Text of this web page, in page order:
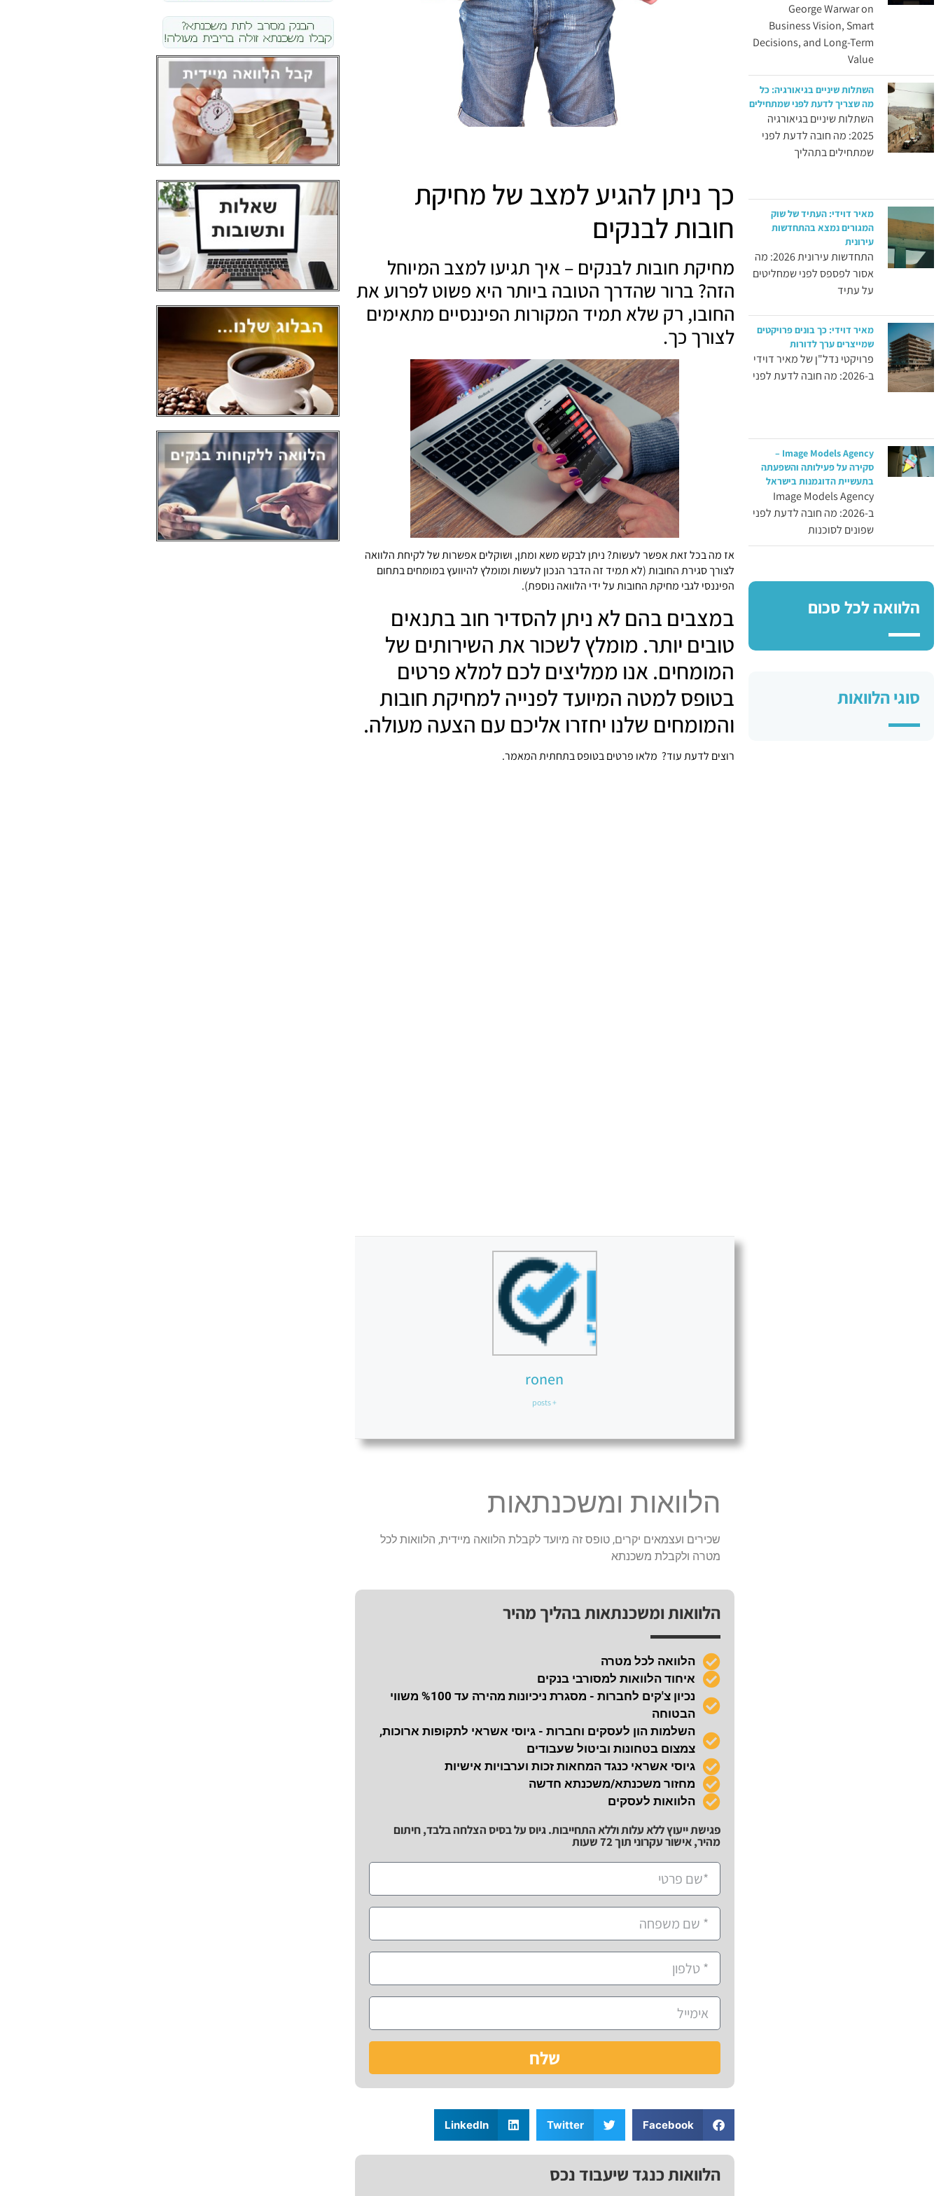
George Warwar on
Business Vision, Smart
Decisions, and Long-Term
Value
השתלות שיניים בגיאורגיה: כל
מה שצריך לדעת לפני שמתחילים
השתלות שיניים בגיאורגיה
2025: מה חובה לדעת לפני
שמתחילים בתהליך
מאיר דוידי: העתיד של שוק
המגורים נמצא בהתחדשות
עירונית
התחדשות עירונית 2026: מה
אסור לפספס לפני שמחליטים
על עתיד
מאיר דוידי: כך בונים פרויקטים
שמייצרים ערך לדורות
פרויקטי נדל"ן של מאיר דוידי
ב-2026: מה חובה לדעת לפני
Image Models Agency –
סקירה על פעילותה והשפעתה
בתעשיית הדוגמנות בישראל
Image Models Agency
ב-2026: מה חובה לדעת לפני
שפונים לסוכנות
הלוואה לכל סכום
סוגי הלוואות
כך ניתן להגיע למצב של מחיקת
חובות לבנקים
מחיקת חובות לבנקים – איך תגיעו למצב המיוחל
הזה? ברור שהדרך הטובה ביותר היא פשוט לפרוע את
החובו, רק שלא תמיד המקורות הפיננסיים מתאימים
לצורך כך.
אז מה בכל זאת אפשר לעשות? ניתן לבקש משא ומתן, ושוקלים אפשרות של לקיחת הלוואה
לצורך סגירת החובות (לא תמיד זה הדבר הנכון לעשות ומומלץ להיוועץ במומחים בתחום
הפיננסי לגבי מחיקת החובות על ידי הלוואה נוספת).
במצבים בהם לא ניתן להסדיר חוב בתנאים
טובים יותר. מומלץ לשכור את השירותים של
המומחים. אנו ממליצים לכם למלא פרטים
בטופס למטה המיועד לפנייה למחיקת חובות
והמומחים שלנו יחזרו אליכם עם הצעה מעולה.
רוצים לדעת עוד? מלאו פרטים בטופס בתחתית המאמר.
ronen
+ posts
הלוואות ומשכנתאות
שכירים ועצמאים יקרים, טופס זה מיועד לקבלת הלוואה מיידית, הלוואות לכל
מטרה ולקבלת משכנתא
הלוואות ומשכנתאות בהליך מהיר
הלוואה לכל מטרה
איחוד הלוואות למסורבי בנקים
נכיון צ'קים לחברות - מסגרת ניכיונות מהירה עד %100 משווי
הבטוחה
השלמות הון לעסקים וחברות - גיוסי אשראי לתקופות ארוכות,
צמצום בטחונות וביטול שעבודים
גיוסי אשראי כנגד המחאות זכות וערבויות אישיות
מחזור משכנתא/משכנתא חדשה
הלוואות לעסקים
פגישת ייעוץ ללא עלות וללא התחייבות. גיוס על בסיס הצלחה בלבד, חיתום
מהיר, אישור עקרוני תוך 72 שעות
שלח
Facebook
Twitter
LinkedIn
הלוואות כנגד שיעבוד נכס